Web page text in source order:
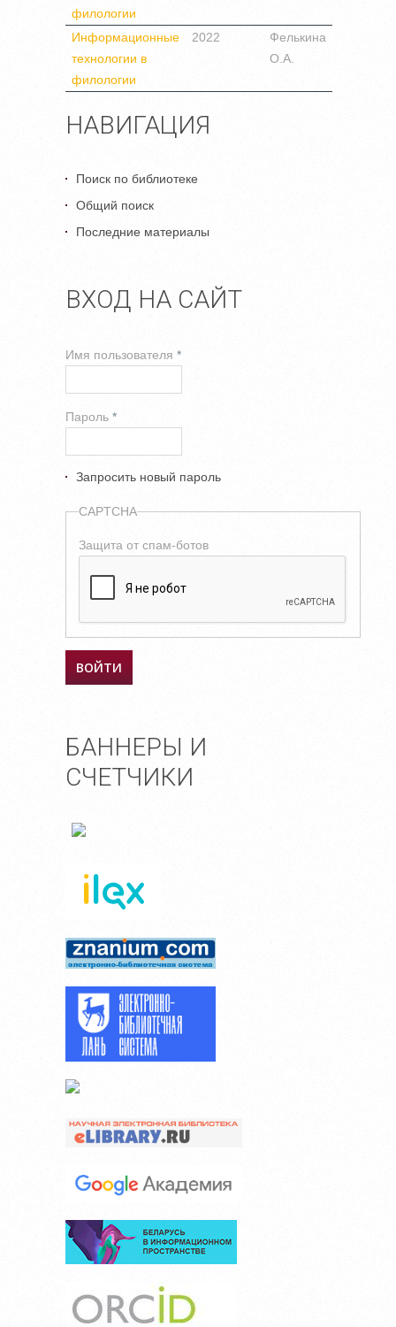
НАВИГАЦИЯ
Поиск по библиотеке
Общий поиск
Последние материалы
ВХОД НА САЙТ
Имя пользователя *
Пароль *
Запросить новый пароль
CAPTCHA
Защита от спам-ботов
БАННЕРЫ И
СЧЕТЧИКИ
филологии
Информационные
технологии в
филологии
2022
Фелькина
О.А.